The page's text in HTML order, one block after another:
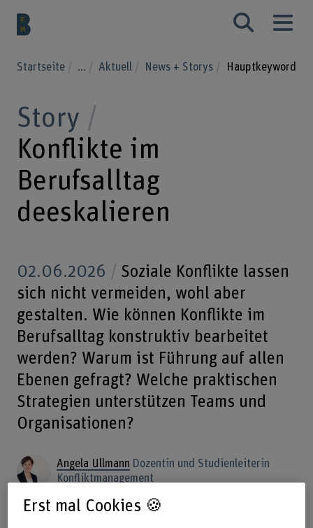
Startseite ... Aktuell News + Storys Hauptkeyword
Story
Konflikte im
Berufsalltag
deeskalieren
02.06.2026
Soziale Konflikte lassen
sich nicht vermeiden, wohl aber
gestalten. Wie können Konflikte im
Berufsalltag konstruktiv bearbeitet
werden? Warum ist Führung auf allen
Ebenen gefragt? Welche praktischen
Strategien unterstützen Teams und
Organisationen?
Angela Ullmann Dozentin und Studienleiterin
Konfliktmanagement
Erst mal Cookies 🍪